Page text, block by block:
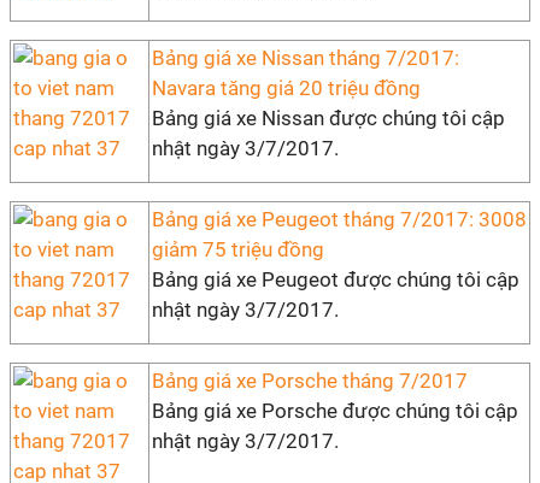
Bảng giá xe Nissan tháng 7/2017:
Navara tăng giá 20 triệu đồng
Bảng giá xe Nissan được chúng tôi cập
nhật ngày 3/7/2017.
Bảng giá xe Peugeot tháng 7/2017: 3008
giảm 75 triệu đồng
Bảng giá xe Peugeot được chúng tôi cập
nhật ngày 3/7/2017.
Bảng giá xe Porsche tháng 7/2017
Bảng giá xe Porsche được chúng tôi cập
nhật ngày 3/7/2017.